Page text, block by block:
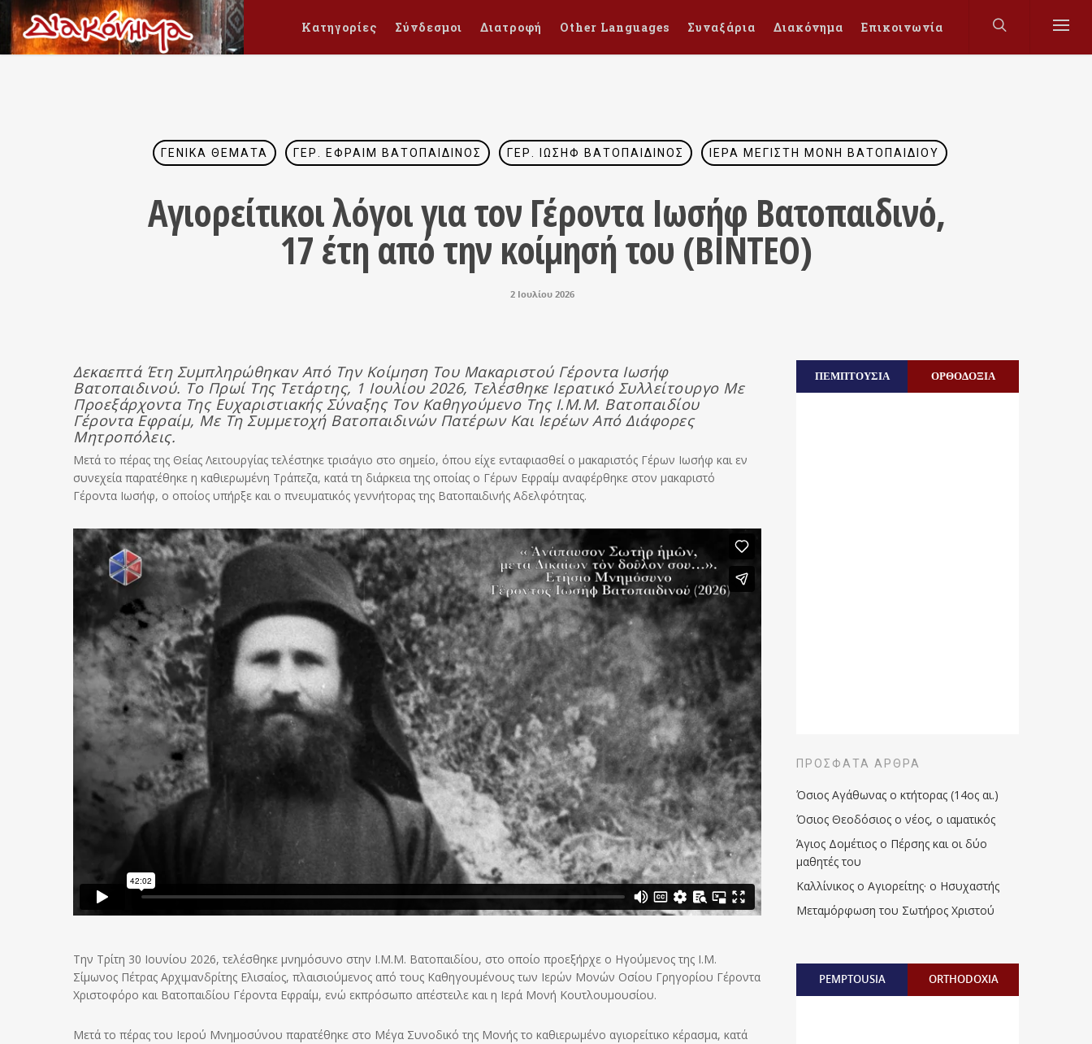
Κατηγορίες Σύνδεσμοι Διατροφή Other Languages Συναξάρια Διακόνημα Επικοινωνία
ΓΕΝΙΚΆ ΘΈΜΑΤΑ ΓΈΡ. ΕΦΡΑΊΜ ΒΑΤΟΠΑΙΔΙΝΌΣ ΓΈΡ. ΙΩΣΉΦ ΒΑΤΟΠΑΙΔΙΝΌΣ ΙΕΡΆ ΜΕΓΊΣΤΗ ΜΟΝΉ ΒΑΤΟΠΑΙΔΊΟΥ
Αγιορείτικοι λόγοι για τον Γέροντα Ιωσήφ Βατοπαιδινό,
17 έτη από την κοίμησή του (ΒΙΝΤΕΟ)
2 Ιουλίου 2026
Δεκαεπτά Έτη Συμπληρώθηκαν Από Την Κοίμηση Του Μακαριστού Γέροντα Ιωσήφ
Βατοπαιδινού. Το Πρωί Της Τετάρτης, 1 Ιουλίου 2026, Τελέσθηκε Ιερατικό Συλλείτουργο Με
Προεξάρχοντα Της Ευχαριστιακής Σύναξης Τον Καθηγούμενο Της Ι.Μ.Μ. Βατοπαιδίου
Γέροντα Εφραίμ, Με Τη Συμμετοχή Βατοπαιδινών Πατέρων Και Ιερέων Από Διάφορες
Μητροπόλεις.
Μετά το πέρας της Θείας Λειτουργίας τελέστηκε τρισάγιο στο σημείο, όπου είχε ενταφιασθεί ο μακαριστός Γέρων Ιωσήφ και εν
συνεχεία παρατέθηκε η καθιερωμένη Τράπεζα, κατά τη διάρκεια της οποίας ο Γέρων Εφραίμ αναφέρθηκε στον μακαριστό
Γέροντα Ιωσήφ, ο οποίος υπήρξε και ο πνευματικός γεννήτορας της Βατοπαιδινής Αδελφότητας.
Την Τρίτη 30 Ιουνίου 2026, τελέσθηκε μνημόσυνο στην Ι.Μ.Μ. Βατοπαιδίου, στο οποίο προεξήρχε ο Ηγούμενος της Ι.Μ.
Σίμωνος Πέτρας Αρχιμανδρίτης Ελισαίος, πλαισιούμενος από τους Καθηγουμένους των Ιερών Μονών Οσίου Γρηγορίου Γέροντα
Χριστοφόρο και Βατοπαιδίου Γέροντα Εφραίμ, ενώ εκπρόσωπο απέστειλε και η Ιερά Μονή Κουτλουμουσίου.
Μετά το πέρας του Ιερού Μνημοσύνου παρατέθηκε στο Μέγα Συνοδικό της Μονής το καθιερωμένο αγιορείτικο κέρασμα, κατά
ΠΕΜΠΤΟΥΣΙΑ ΟΡΘΟΔΟΞΙΑ
ΠΡΌΣΦΑΤΑ ΆΡΘΡΑ
Όσιος Αγάθωνας ο κτήτορας (14ος αι.)
Όσιος Θεοδόσιος ο νέος, ο ιαματικός
Άγιος Δομέτιος ο Πέρσης και οι δύο
μαθητές του
Καλλίνικος ο Αγιορείτης · ο Ησυχαστής
Μεταμόρφωση του Σωτήρος Χριστού
PEMPTOUSIA ORTHODOXIA